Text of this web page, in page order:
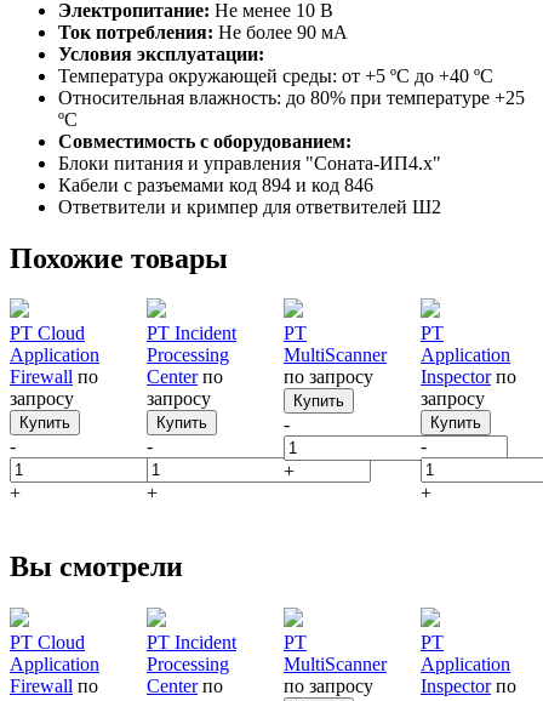
Электропитание: Не менее 10 В
Ток потребления: Не более 90 мА
Условия эксплуатации:
Температура окружающей среды: от +5 ºС до +40 ºС
Относительная влажность: до 80% при температуре +25
ºС
Совместимость с оборудованием:
Блоки питания и управления "Соната-ИП4.x"
Кабели с разъемами код 894 и код 846
Ответвители и кримпер для ответвителей Ш2
Похожие товары
PT Cloud
Application
Firewall по
запросу
Купить
-
+
PT Incident
Processing
Center по
запросу
Купить
-
+
PT
MultiScanner
по запросу
Купить
-
+
PT
Application
Inspector по
запросу
Купить
-
+
Вы смотрели
PT Cloud
Application
Firewall по
PT Incident
Processing
Center по
PT
MultiScanner
по запросу
PT
Application
Inspector по